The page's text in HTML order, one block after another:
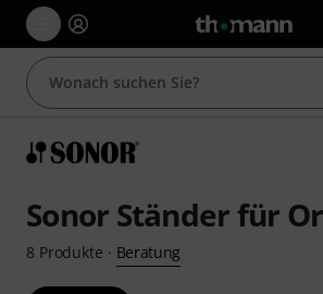
Sonor Ständer für
8 Produkte · Beratung